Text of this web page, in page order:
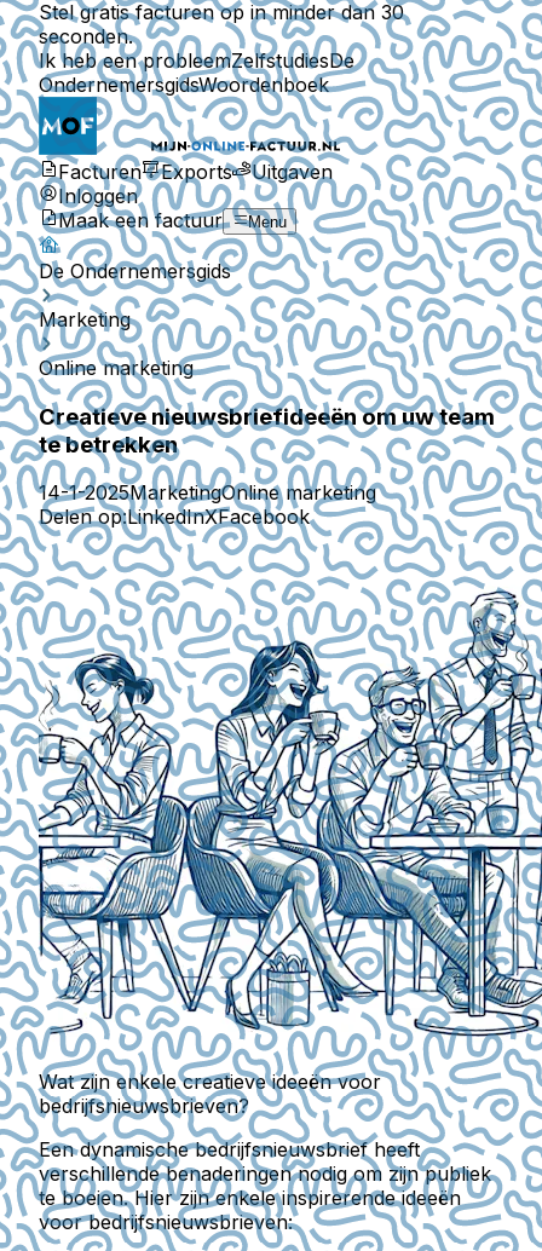
Stel gratis facturen op in minder dan 30
seconden.
Ik heb een probleemZelfstudiesDe
OndernemersgidsWoordenboek
Facturen Exports
Uitgaven
Inloggen
Maak een factuur
Menu
De Ondernemersgids
Marketing
Online marketing
Creatieve nieuwsbriefideeën om uw team
te betrekken
14-1-2025MarketingOnline marketing
Delen op:LinkedInXFacebook
Wat zijn enkele creatieve ideeën voor
bedrijfsnieuwsbrieven?
Een dynamische bedrijfsnieuwsbrief heeft
verschillende benaderingen nodig om zijn publiek
te boeien. Hier zijn enkele inspirerende ideeën
voor bedrijfsnieuwsbrieven: